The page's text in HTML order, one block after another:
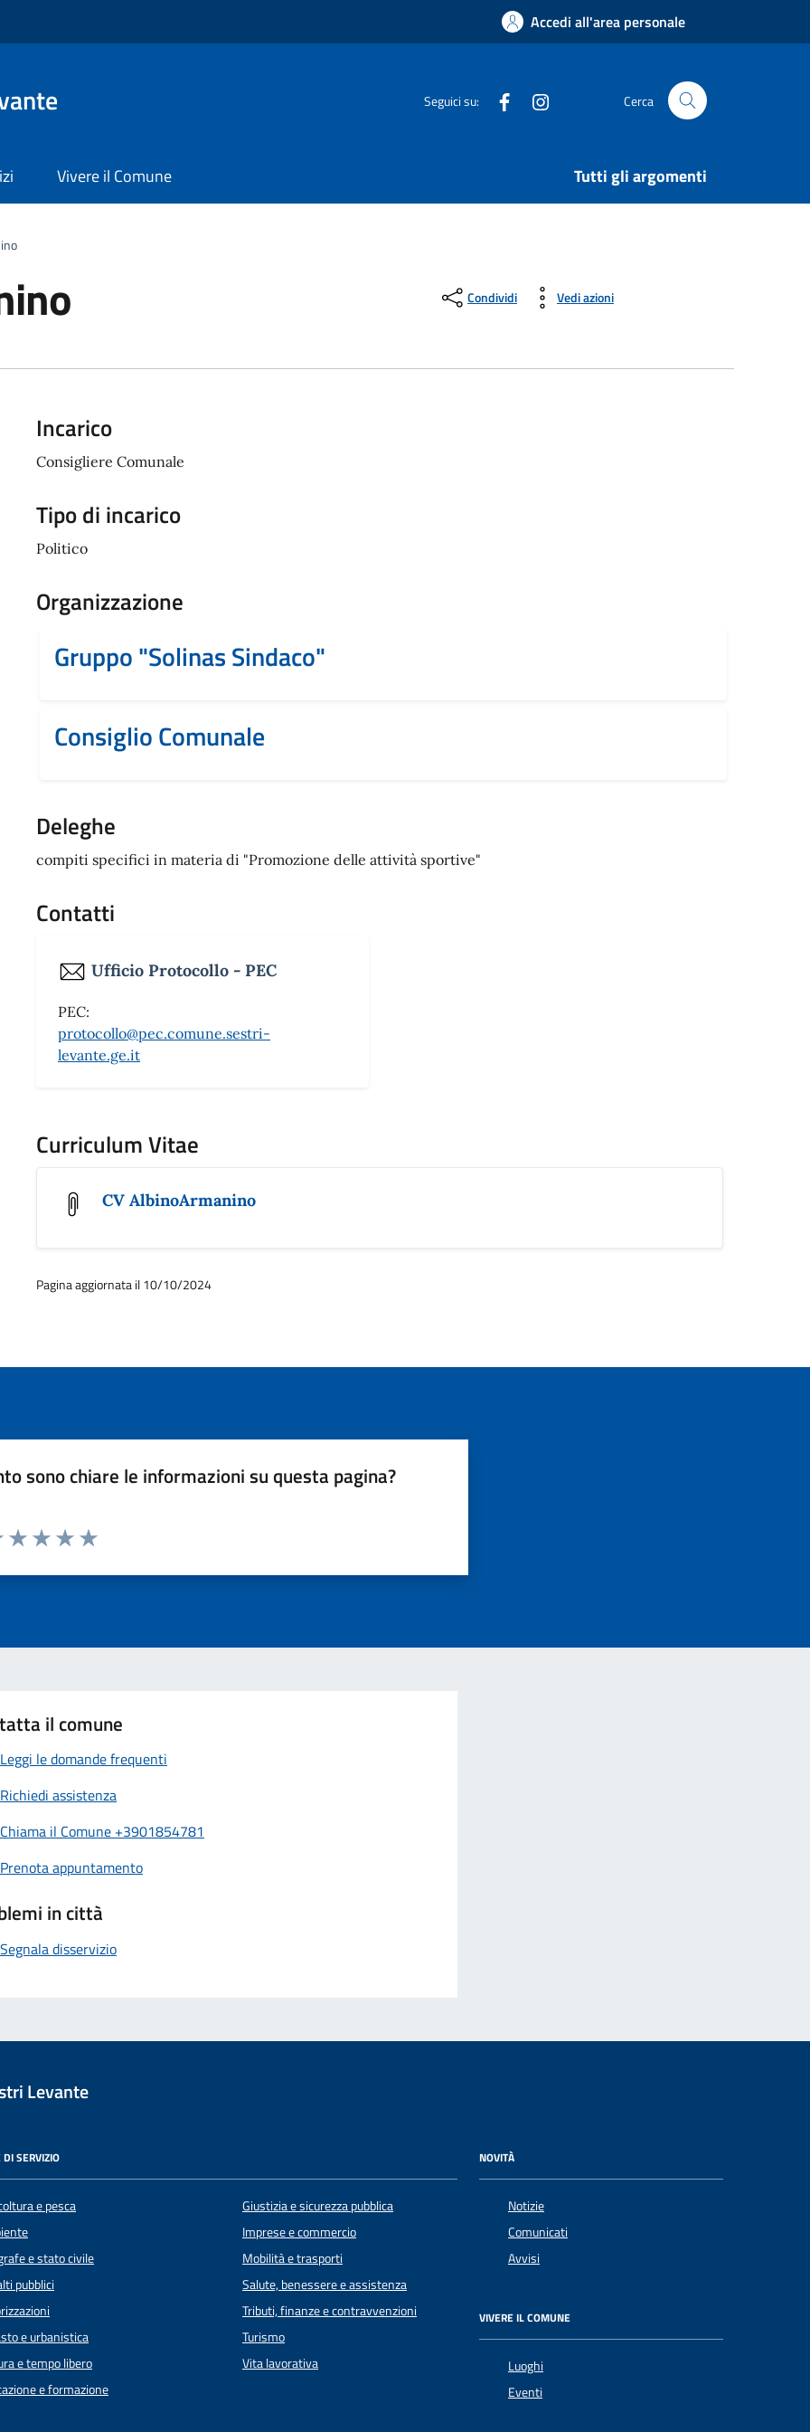
Accedi all'area personale
Seguici su: Facebook Cerca
Vivere il Comune Tutti gli argomenti
Condividi Vedi azioni
Incarico
Consigliere Comunale
Tipo di incarico
Politico
Organizzazione
Gruppo "Solinas Sindaco"
Consiglio Comunale
Deleghe
compiti specifici in materia di "Promozione delle attività sportive"
Contatti
Ufficio Protocollo - PEC
PEC:
protocollo@pec.comune.sestri-
levante.ge.it
Curriculum Vitae
CV AlbinoArmanino
Pagina aggiornata il 10/10/2024
sono chiare le informazioni su questa pagina?
il comune
Leggi le domande frequenti
Richiedi assistenza
Chiama il Comune +3901854781
Prenota appuntamento
in città
Segnala disservizio
Levante
DI SERVIZIO
e pesca
e stato civile
pubblici
e urbanistica
e tempo libero
e formazione
Giustizia e sicurezza pubblica
Imprese e commercio
Mobilità e trasporti
Salute, benessere e assistenza
Tributi, finanze e contravvenzioni
Turismo
Vita lavorativa
NOVITÀ
Notizie
Comunicati
Avvisi
VIVERE IL COMUNE
Luoghi
Eventi